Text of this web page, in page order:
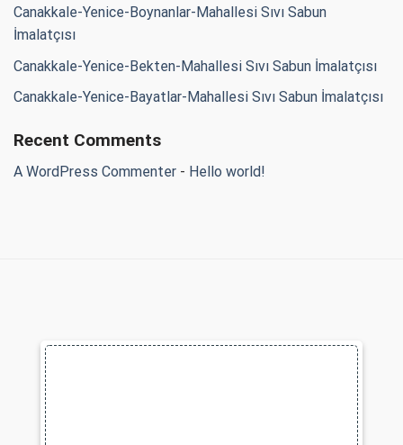
Canakkale-Yenice-Boynanlar-Mahallesi Sıvı Sabun
İmalatçısı
Canakkale-Yenice-Bekten-Mahallesi Sıvı Sabun İmalatçısı
Canakkale-Yenice-Bayatlar-Mahallesi Sıvı Sabun İmalatçısı
Recent Comments
A WordPress Commenter - Hello world!